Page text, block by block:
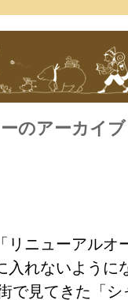
のアーカイブ
リニューアルオ
入れないように
で見てきた「シ